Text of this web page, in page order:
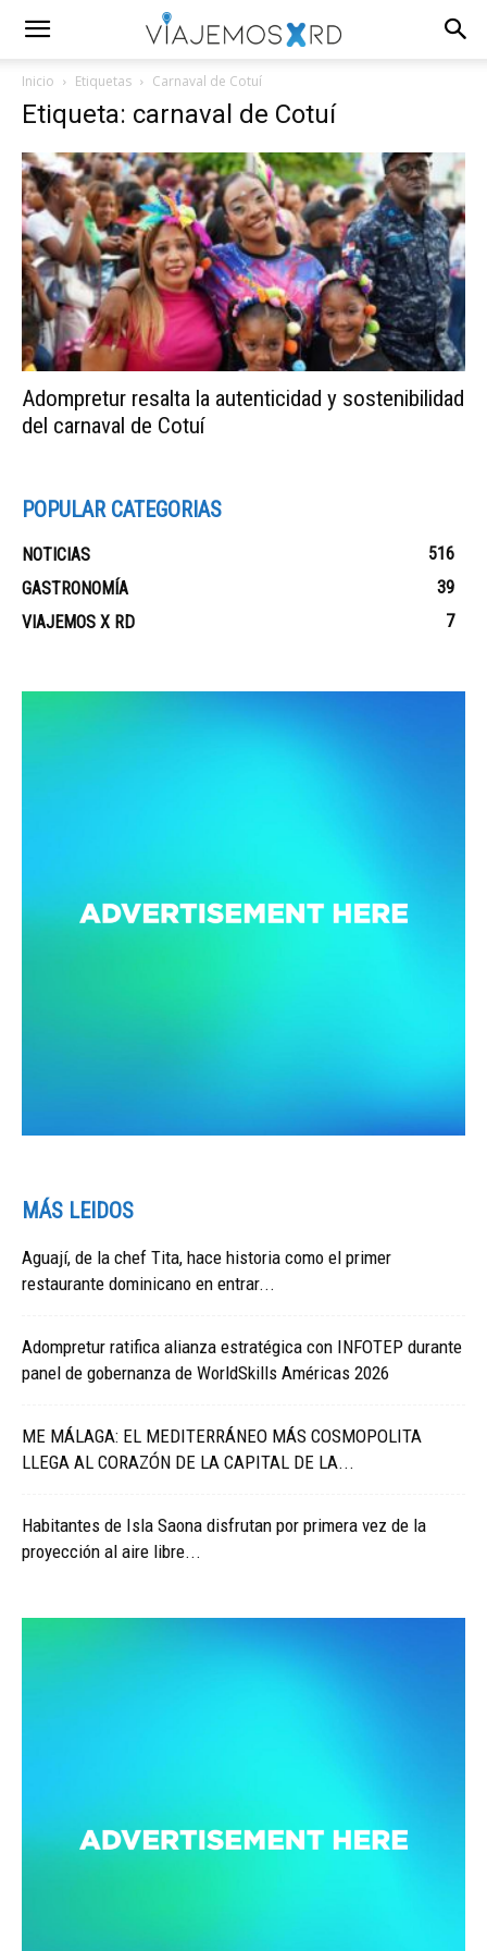
Inicio Etiquetas Carnaval de Cotuí
Etiqueta: carnaval de Cotuí
Adompretur resalta la autenticidad y sostenibilidad
del carnaval de Cotuí
POPULAR CATEGORIAS
NOTICIAS
516
GASTRONOMÍA
39
VIAJEMOS X RD
7
MÁS LEIDOS
Aguají, de la chef Tita, hace historia como el primer
restaurante dominicano en entrar...
Adompretur ratifica alianza estratégica con INFOTEP durante
panel de gobernanza de WorldSkills Américas 2026
ME MÁLAGA: EL MEDITERRÁNEO MÁS COSMOPOLITA
LLEGA AL CORAZÓN DE LA CAPITAL DE LA...
Habitantes de Isla Saona disfrutan por primera vez de la
proyección al aire libre...